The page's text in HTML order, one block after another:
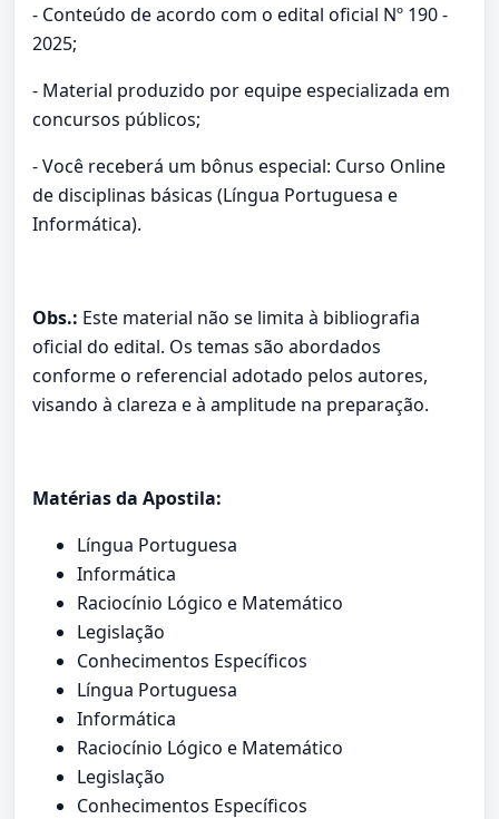
- Conteúdo de acordo com o edital oficial Nº 190 -
2025;
- Material produzido por equipe especializada em
concursos públicos;
- Você receberá um bônus especial: Curso Online
de disciplinas básicas (Língua Portuguesa e
Informática).
Obs.: Este material não se limita à bibliografia
oficial do edital. Os temas são abordados
conforme o referencial adotado pelos autores,
visando à clareza e à amplitude na preparação.
Matérias da Apostila:
Língua Portuguesa
Informática
Raciocínio Lógico e Matemático
Legislação
Conhecimentos Específicos
Língua Portuguesa
Informática
Raciocínio Lógico e Matemático
Legislação
Conhecimentos Específicos